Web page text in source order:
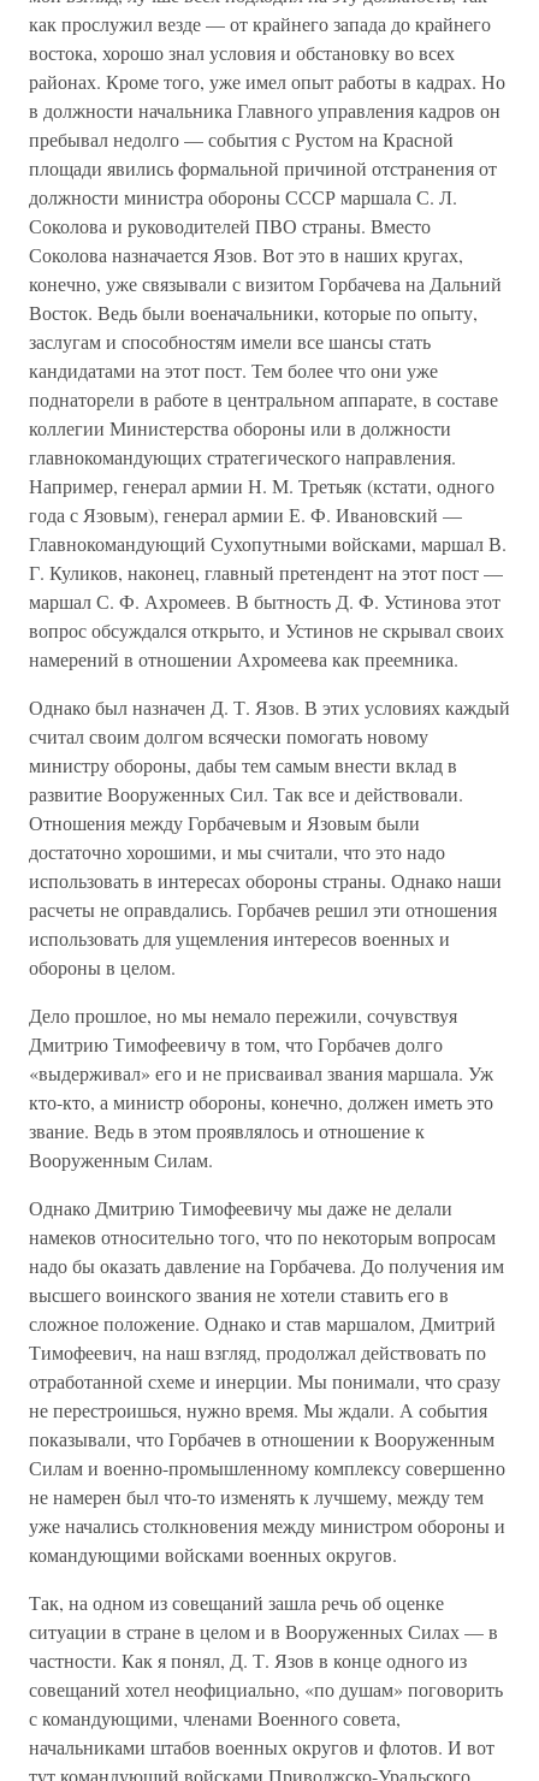
как прослужил везде — от крайнего запада до крайнего
востока, хорошо знал условия и обстановку во всех
районах. Кроме того, уже имел опыт работы в кадрах. Но
в должности начальника Главного управления кадров он
пребывал недолго — события с Рустом на Красной
площади явились формальной причиной отстранения от
должности министра обороны СССР маршала С. Л.
Соколова и руководителей ПВО страны. Вместо
Соколова назначается Язов. Вот это в наших кругах,
конечно, уже связывали с визитом Горбачева на Дальний
Восток. Ведь были военачальники, которые по опыту,
заслугам и способностям имели все шансы стать
кандидатами на этот пост. Тем более что они уже
поднаторели в работе в центральном аппарате, в составе
коллегии Министерства обороны или в должности
главнокомандующих стратегического направления.
Например, генерал армии Н. М. Третьяк (кстати, одного
года с Язовым), генерал армии Е. Ф. Ивановский —
Главнокомандующий Сухопутными войсками, маршал В.
Г. Куликов, наконец, главный претендент на этот пост —
маршал С. Ф. Ахромеев. В бытность Д. Ф. Устинова этот
вопрос обсуждался открыто, и Устинов не скрывал своих
намерений в отношении Ахромеева как преемника.
Однако был назначен Д. Т. Язов. В этих условиях каждый
считал своим долгом всячески помогать новому
министру обороны, дабы тем самым внести вклад в
развитие Вооруженных Сил. Так все и действовали.
Отношения между Горбачевым и Язовым были
достаточно хорошими, и мы считали, что это надо
использовать в интересах обороны страны. Однако наши
расчеты не оправдались. Горбачев решил эти отношения
использовать для ущемления интересов военных и
обороны в целом.
Дело прошлое, но мы немало пережили, сочувствуя
Дмитрию Тимофеевичу в том, что Горбачев долго
«выдерживал» его и не присваивал звания маршала. Уж
кто-кто, а министр обороны, конечно, должен иметь это
звание. Ведь в этом проявлялось и отношение к
Вооруженным Силам.
Однако Дмитрию Тимофеевичу мы даже не делали
намеков относительно того, что по некоторым вопросам
надо бы оказать давление на Горбачева. До получения им
высшего воинского звания не хотели ставить его в
сложное положение. Однако и став маршалом, Дмитрий
Тимофеевич, на наш взгляд, продолжал действовать по
отработанной схеме и инерции. Мы понимали, что сразу
не перестроишься, нужно время. Мы ждали. А события
показывали, что Горбачев в отношении к Вооруженным
Силам и военно-промышленному комплексу совершенно
не намерен был что-то изменять к лучшему, между тем
уже начались столкновения между министром обороны и
командующими войсками военных округов.
Так, на одном из совещаний зашла речь об оценке
ситуации в стране в целом и в Вооруженных Силах — в
частности. Как я понял, Д. Т. Язов в конце одного из
совещаний хотел неофициально, «по душам» поговорить
с командующими, членами Военного совета,
начальниками штабов военных округов и флотов. И вот
тут командующий войсками Приволжско-Уральского